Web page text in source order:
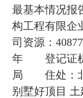
最基本情况
构工程有限
司资源：
年 登记证机
局 住处：北
别墅好顶目